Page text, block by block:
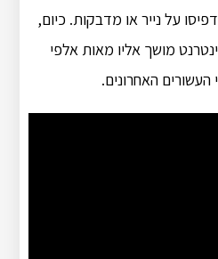
על נייר או מדבקות. כיום,
מושך אליו מאות אלפי
האחרונים.